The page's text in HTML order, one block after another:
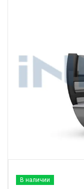
В наличии